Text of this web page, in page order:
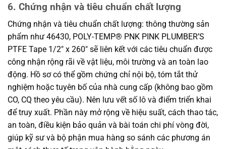
6. Chứng nhận và tiêu chuẩn chất lượng
Chứng nhận và tiêu chuẩn chất lượng: thông thường sản
phẩm như 46430, POLY-TEMP® PNK PINK PLUMBER’S
PTFE Tape 1/2″ x 260″ sẽ liên kết với các tiêu chuẩn được
công nhận rộng rãi về vật liệu, môi trường và an toàn lao
động. Hồ sơ có thể gồm chứng chỉ nội bộ, tóm tắt thử
nghiệm hoặc tuyên bố của nhà cung cấp (không bao gồm
CO, CQ theo yêu cầu). Nên lưu vết số lô và điểm triển khai
để truy xuất. Phần này mở rộng về hiệu suất, cách thao tác,
an toàn, điều kiện bảo quản và bài toán chi phí vòng đời,
giúp kỹ sư và bộ phận mua hàng so sánh các phương án